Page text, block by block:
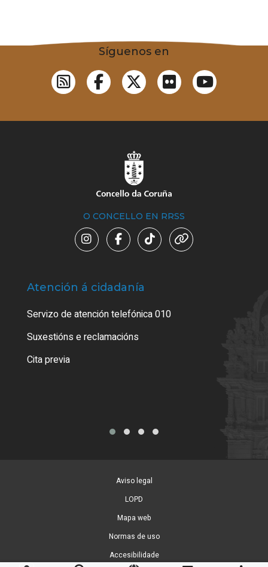
Síguenos en
O CONCELLO EN RRSS
Atención á cidadanía
Servizo de atención telefónica 010
Suxestións e reclamacións
Cita previa
Aviso legal
LOPD
Mapa web
Normas de uso
Accesibilidade